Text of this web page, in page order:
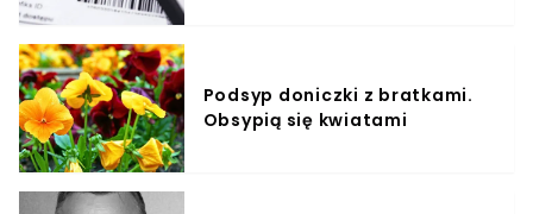
Podsyp doniczki z bratkami.
Obsypią się kwiatami